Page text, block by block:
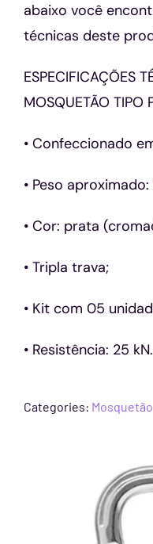
abaixo você
técnicas deste
ESPECIFICAÇÕES
MOSQUETÃO TIPO
• Confeccionado
• Peso aproximado:
• Cor: prata
• Tripla trava;
• Kit com 05
• Resistência: 25 kN.
Categories: Mosquetão